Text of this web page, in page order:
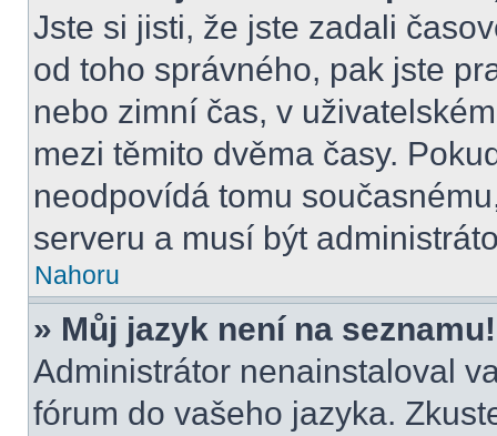
Jste si jisti, že jste zadali
od toho správného, pak jste
nebo zimní čas, v
mezi těmito dvěma časy.
neodpovídá tomu
serveru a musí být
Nahoru
» Můj jazyk není na seznamu!
Administrátor nenainstaloval
fórum do vašeho jazyka.